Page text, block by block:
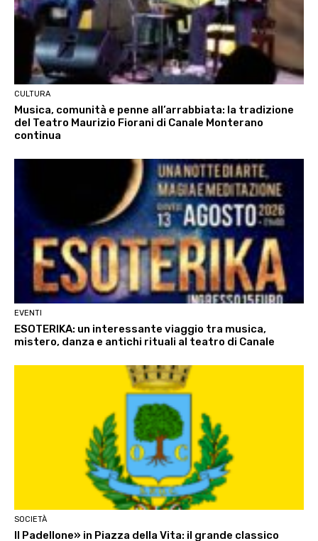
CULTURA
Musica, comunità e penne all’arrabbiata: la tradizione
del Teatro Maurizio Fiorani di Canale Monterano
continua
EVENTI
ESOTERIKA: un interessante viaggio tra musica,
mistero, danza e antichi rituali al teatro di Canale
SOCIETÀ
Il Padellone» in Piazza della Vita: il grande classico